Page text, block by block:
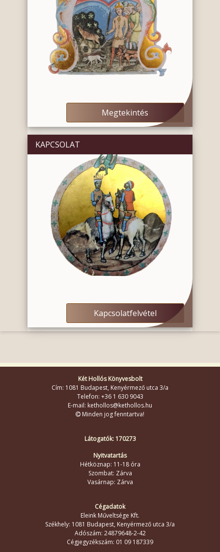
Megtekintés
KAPCSOLAT
Kapcsolatfelvétel
Két Hollós Könyvesbolt
Cím: 1081 Budapest, Kenyérmező utca 3/a
Telefon: +36 1 630 9043
E-mail: kethollos@kethollos.hu
Minden jog fenntartva!
Látogatók: 170273
Nyitvatartás
Hétköznap: 11-18 óra
Szombat: Zárva
Vasárnap: Zárva
Cégadatok
Eleink Műveltsége Kft.
Székhely: 1081 Budapest, Kenyérmező utca 3/a
Adószám: 24879648-2-42
Cégjegyzékszám: 01 09 187339